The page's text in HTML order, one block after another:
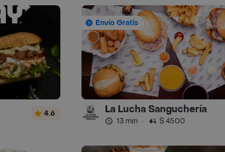
4.6
Envío Gratis
La Lucha Sanguchería
13 min · $ 4500